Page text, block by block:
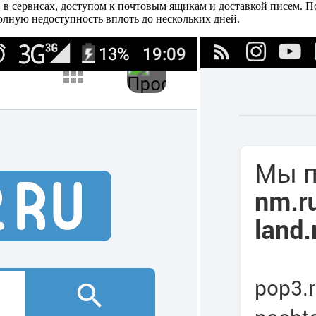
в сервисах, доступом к почтовым ящикам и доставкой писем.
недоступность вплоть до нескольких дней.